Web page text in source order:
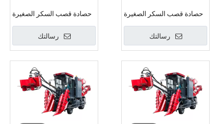
حصادة قصب السكر الصغيرة
رسالتك
حصادة قصب السكر الصغيرة
رسالتك